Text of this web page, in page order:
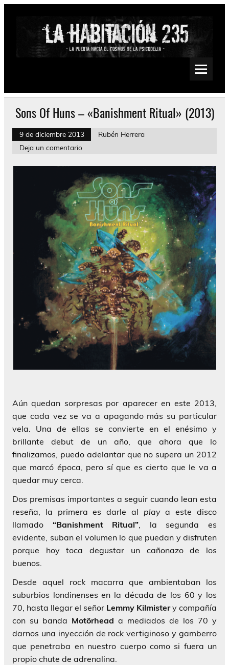
Saltar
Psychedelic, Stoner, Doom, Sludge, Fuzz, Space, Drone
Sons Of Huns – «Banishment Ritual» (2013)
9 de diciembre 2013
Rubén Herrera
Deja un comentario
Aún quedan sorpresas por aparecer en este 2013,
que cada vez se va a apagando más su particular
vela. Una de ellas se convierte en el enésimo y
brillante debut de un año, que ahora que lo
finalizamos, puedo adelantar que no supera un 2012
que marcó época, pero sí que es cierto que le va a
quedar muy cerca.
Dos premisas importantes a seguir cuando lean esta
reseña, la primera es darle al playa este disco
llamado “Banishment Ritual”, la segunda es
evidente, suban el volumen lo que puedan y disfruten
porque hoy toca degustar un cañonazo de los
buenos.
Desde aquel rock macarra que ambientaban los
suburbios londinenses en la década de los 60 y los
70, hasta llegar el señor Lemmy Kilmistery compañía
con su banda Motörhead a mediados de los 70 y
darnos una inyección de rock vertiginoso y gamberro
que penetraba en nuestro cuerpo como si fuera un
propio chute de adrenalina.